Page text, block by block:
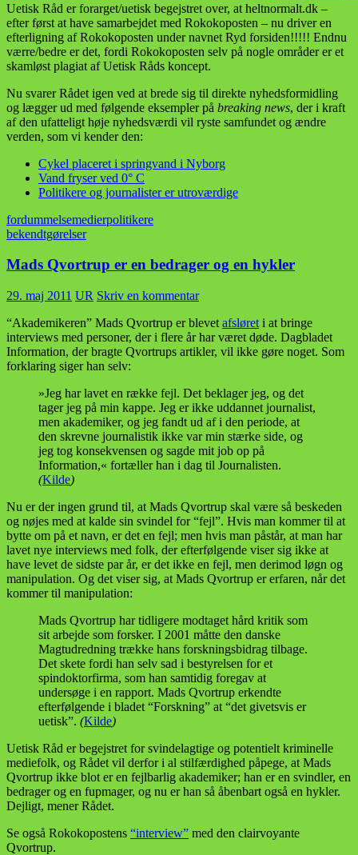
Uetisk Råd er forarget/uetisk begejstret over, at heltnormalt.dk –
efter først at have samarbejdet med Rokokoposten – nu driver en
efterligning af Rokokoposten under navnet Ryd forsiden!!!!! Endnu
værre/bedre er det, fordi Rokokoposten selv på nogle områder er et
skamløst plagiat af Uetisk Råds koncept.
Nu svarer Rådet igen ved at brede sig til direkte nyhedsformidling
og lægger ud med følgende eksempler på breaking news, der i kraft
af den ufatteligt høje nyhedsværdi vil ryste samfundet og ændre
verden, som vi kender den:
Cykel placeret i springvand i Nyborg
Vand fryser ved 0° C
Politikere og journalister er utroværdige
fordummelsemedierpolitikere
bekendtgørelser
Mads Qvortrup er en bedrager og en hykler
29. maj 2011 UR Skriv en kommentar
“Akademikeren” Mads Qvortrup er blevet afsløret i at bringe
interviews med personer, der i flere år har været døde. Dagbladet
Information, der bragte Qvortrups artikler, vil ikke gøre noget. Som
forklaring siger han selv:
»Jeg har lavet en række fejl. Det beklager jeg, og det
tager jeg på min kappe. Jeg er ikke uddannet journalist,
men akademiker, og jeg fandt ud af i den periode, at
den skrevne journalistik ikke var min stærke side, og
jeg tog konsekvensen og sagde mit job op på
Information,« fortæller han i dag til Journalisten.
(Kilde)
Nu er der ingen grund til, at Mads Qvortrup skal være så beskeden
og nøjes med at kalde sin svindel for “fejl”. Hvis man kommer til at
bytte om på et navn, er det en fejl; men hvis man påstår, at man har
lavet nye interviews med folk, der efterfølgende viser sig ikke at
have levet de sidste par år, er det ikke en fejl, men derimod løgn og
manipulation. Og det viser sig, at Mads Qvortrup er erfaren, når det
kommer til manipulation:
Mads Qvortrup har tidligere modtaget hård kritik som
sit arbejde som forsker. I 2001 måtte den danske
Magtudredning trække hans forskningsbidrag tilbage.
Det skete fordi han selv sad i bestyrelsen for et
spindoktorfirma, som han samtidig foregav at
undersøge i en rapport. Mads Qvortrup erkendte
efterfølgende i bladet “Forskning” at “det givetsvis er
uetisk”. (Kilde)
Uetisk Råd er begejstret for svindelagtige og potentielt kriminelle
mediefolk, og Rådet vil derfor i al stilfærdighed påpege, at Mads
Qvortrup ikke blot er en fejlbarlig akademiker; han er en svindler, en
bedrager og en fupmager, og nu er han så åbenbart også en hykler.
Dejligt, mener Rådet.
Se også Rokokopostens “interview” med den clairvoyante
Qvortrup.